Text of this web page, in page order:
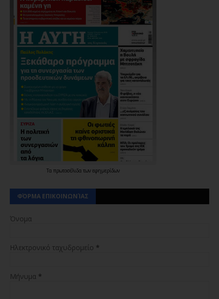
Τα πρωτοσέλιδα των εφημερίδων
ΦΌΡΜΑ ΕΠΙΚΟΙΝΩΝΊΑΣ
Όνομα
Ηλεκτρονικό ταχυδρομείο *
Μήνυμα *